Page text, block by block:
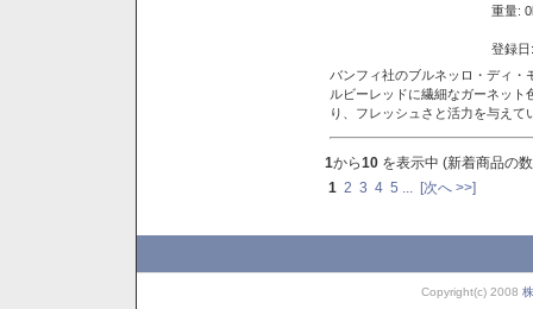
重量:
登録
バンフィ社のブルネッロ・ディ
ルビーレッドに繊細なガーネッ
り、フレッシュさと活力を与え
1から10 を表示中 (新着商品の
1 2 3 4 5 [次へ >>]
Copyright(c) 2008